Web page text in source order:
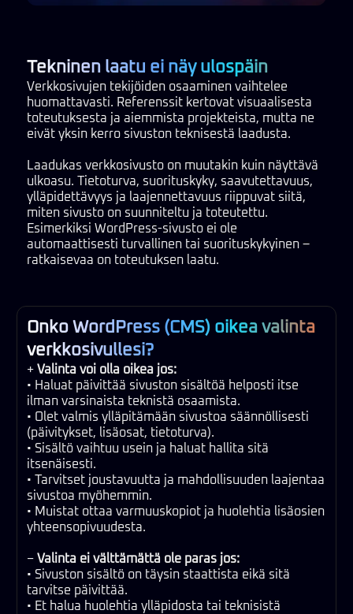
Tekninen laatu ei näy ulospäin
Verkkosivujen tekijöiden osaaminen vaihtelee
huomattavasti. Referenssit kertovat visuaalisesta
toteutuksesta ja aiemmista projekteista, mutta ne
eivät yksin kerro sivuston teknisestä laadusta.
Laadukas verkkosivusto on muutakin kuin näyttävä
ulkoasu. Tietoturva, suorituskyky, saavutettavuus,
ylläpidettävyys ja laajennettavuus riippuvat siitä,
miten sivusto on suunniteltu ja toteutettu.
Esimerkiksi WordPress-sivusto ei ole
automaattisesti turvallinen tai suorituskykyinen –
ratkaisevaa on toteutuksen laatu.
Onko WordPress (CMS) oikea valinta
verkkosivullesi?
+ Valinta voi olla oikea jos:
• Haluat päivittää sivuston sisältöä helposti itse
ilman varsinaista teknistä osaamista.
• Olet valmis ylläpitämään sivustoa säännöllisesti
(päivitykset, lisäosat, tietoturva).
• Sisältö vaihtuu usein ja haluat hallita sitä
itsenäisesti.
• Tarvitset joustavuutta ja mahdollisuuden laajentaa
sivustoa myöhemmin.
• Muistat ottaa varmuuskopiot ja huolehtia lisäosien
yhteensopivuudesta.
− Valinta ei välttämättä ole paras jos:
• Sivuston sisältö on täysin staattista eikä sitä
tarvitse päivittää.
• Et halua huolehtia ylläpidosta tai teknisistä